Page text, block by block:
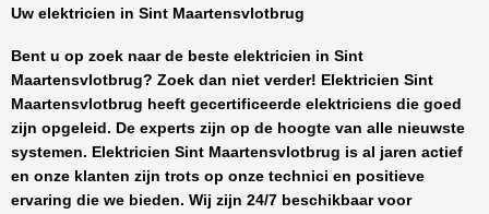
Uw elektricien in Sint Maartensvlotbrug
Bent u op zoek naar de beste elektricien in Sint
Maartensvlotbrug? Zoek dan niet verder! Elektricien Sint
Maartensvlotbrug heeft gecertificeerde elektriciens die goed
zijn opgeleid. De experts zijn op de hoogte van alle nieuwste
systemen. Elektricien Sint Maartensvlotbrug is al jaren actief
en onze klanten zijn trots op onze technici en positieve
ervaring die we bieden. Wij zijn 24/7 beschikbaar voor